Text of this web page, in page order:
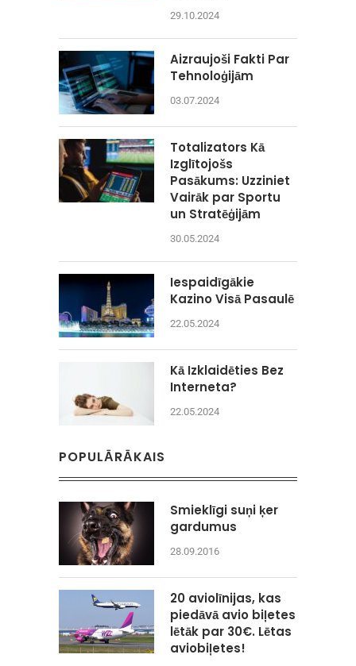
29.10.2024
Aizraujoši Fakti Par
Tehnoloģijām
03.07.2024
Totalizators Kā
Izglītojošs
Pasākums: Uzziniet
Vairāk par Sportu
un Stratēģijām
30.05.2024
Iespaidīgākie
Kazino Visā Pasaulē
22.05.2024
Kā Izklaidēties Bez
Interneta?
22.05.2024
POPULĀRĀKAIS
Smieklīgi suņi ķer
gardumus
28.09.2016
20 aviolīnijas, kas
piedāvā avio biļetes
lētāk par 30€. Lētas
aviobiļetes!